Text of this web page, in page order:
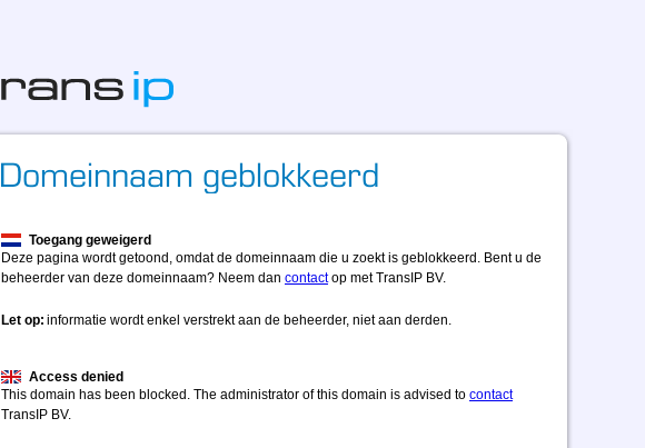
Toegang geweigerd
Deze pagina wordt getoond, omdat de domeinnaam die u zoekt is geblokkeerd. Bent u de
beheerder van deze domeinnaam? Neem dan contactop met TransIP BV.
Let op: informatie wordt enkel verstrekt aan de beheerder, niet aan derden.
Access denied
This domain has been blocked. The administrator of this domain is advised to contact
TransIP BV.